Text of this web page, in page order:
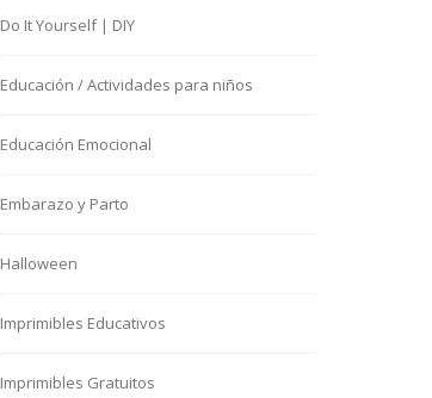
Do It Yourself | DIY
Educación / Actividades para niños
Educación Emocional
Embarazo y Parto
Halloween
Imprimibles Educativos
Imprimibles Gratuitos